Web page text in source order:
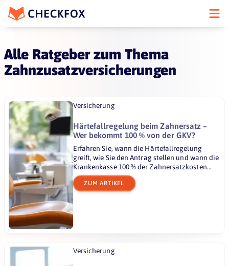
Alle Ratgeber zum Thema
Zahnzusatzversicherungen
Versicherung
Härtefallregelung beim Zahnersatz –
Wer bekommt 100 % von der GKV?
Erfahren Sie, wann die Härtefallregelung
greift, wie Sie den Antrag stellen und wann die
Krankenkasse 100 % der Zahnersatzkosten
übernimmt.
ZUM ARTIKEL
Versicherung